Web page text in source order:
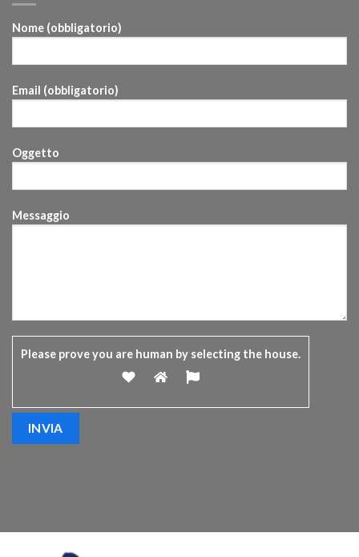
Nome (obbligatorio)
Email (obbligatorio)
Oggetto
Messaggio
Please prove you are human by selecting the house.